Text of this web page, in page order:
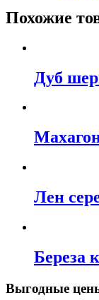
Похожие
Дуб
Лен
Береза
Выгодные